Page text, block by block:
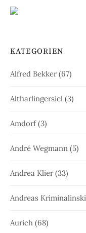
KATEGORIEN
Alfred Bekker(67)
Altharlingersiel (3)
Amdorf(3)
André Wegmann (5)
Andrea Klier(33)
Andreas Kriminalinski
Aurich (68)